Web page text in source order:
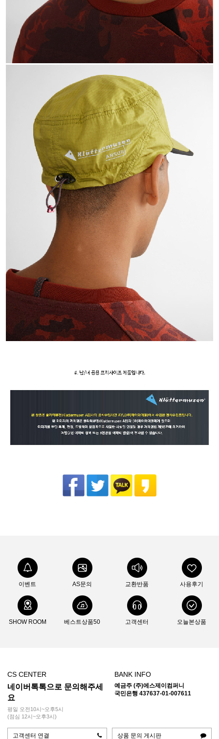
이벤트 AS문의 교환반품 사용후기
SHOW ROOM 베스트상품50 고객센터 오늘본상품
CS CENTER
네이버톡톡으로 문의해주세
요
평일 오전10시~오후5시
(점심 12시~오후3시)
BANK INFO
예금주 (주)에스제이컴퍼니
국민은행 437637-01-007611
고객센터 연결 상품 문의 게시판